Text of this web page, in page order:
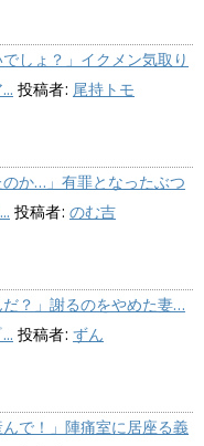
でしょ？」イクメン気取り
投稿者: 尾持トモ
のか…」有罪となったぶつ
投稿者: のむ吉
だ？」謝るのをやめた妻…
投稿者: ずん
んで！」陣痛室に居座る義